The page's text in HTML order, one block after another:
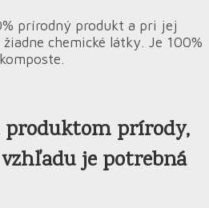
prírodný produkt a pri jej
chemické látky. Je 100%
produktom prírody,
je potrebná